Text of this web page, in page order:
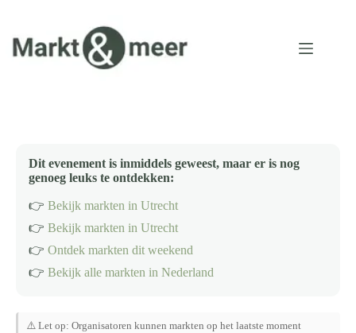
inhoud
Dit evenement is inmiddels geweest, maar er is nog
genoeg leuks te ontdekken:
👉 Bekijk markten in Utrecht
👉 Bekijk markten in Utrecht
👉 Ontdek markten dit weekend
👉 Bekijk alle markten in Nederland
⚠️ Let op: Organisatoren kunnen markten op het laatste moment